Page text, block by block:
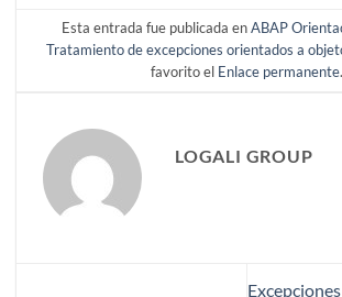
Esta entrada fue publicada enABAP
Tratamiento de excepciones orientados a
favorito el Enlace permanente.
LOGALI GROUP